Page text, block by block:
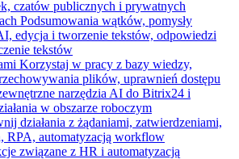
czatów publicznych i prywatnych
Podsumowania wątków, pomysły
edycja i tworzenie tekstów, odpowiedzi
tekstów
Korzystaj w pracy z bazy wiedzy,
plików, uprawnień dostępu
narzędzia AI do Bitrix24 i
w obszarze roboczym
działania z żądaniami, zatwierdzeniami,
RPA, automatyzacją workflow
związane z HR i automatyzacją